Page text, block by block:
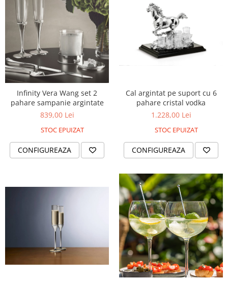
Infinity Vera Wang set 2
pahare sampanie argintate
839,00 Lei
STOC EPUIZAT
CONFIGUREAZA
Cal argintat pe suport cu 6
pahare cristal vodka
1.228,00 Lei
STOC EPUIZAT
CONFIGUREAZA